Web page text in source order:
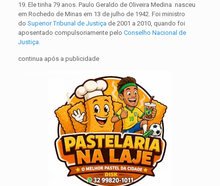
19. Ele tinha 79 anos. Paulo Geraldo de Oliveira Medina nasceu
em Rochedo de Minas em 13 de julho de 1942. Foi ministro
do Superior Tribunal de Justiça de 2001 a 2010, quando foi
aposentado compulsoriamente pelo Conselho Nacional de
Justiça.
continua após a publicidade